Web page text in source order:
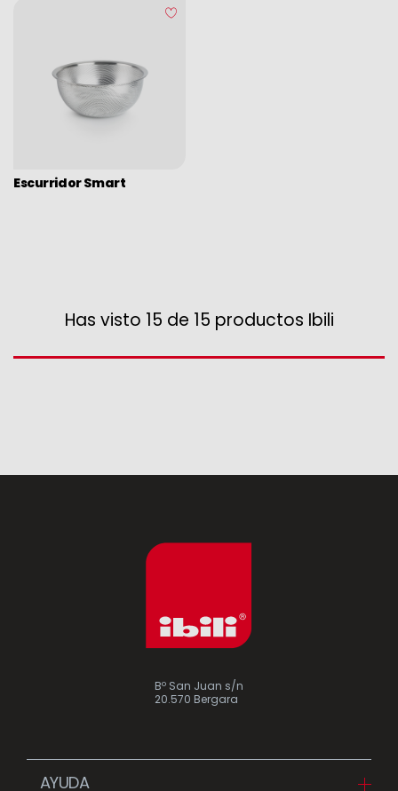
Escurridor Smart
Has visto 15 de 15 productos Ibili
Bº San Juan s/n
20.570 Bergara
AYUDA